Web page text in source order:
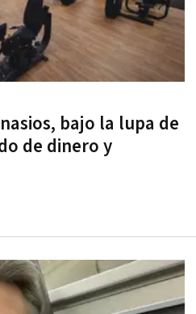
bajo la lupa de
de dinero y